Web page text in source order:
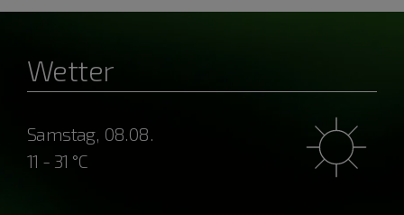
Wetter
Samstag, 08.08.
11 - 31 °C